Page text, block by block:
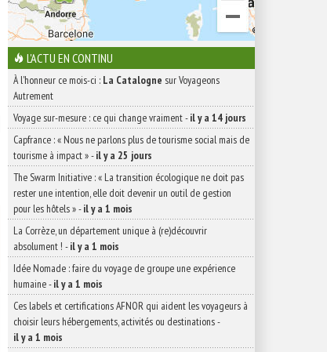
L'ACTU EN CONTINU
À l'honneur ce mois-ci : La Catalogne sur Voyageons
Autrement
Voyage sur-mesure : ce qui change vraiment-il y a 14 jours
Capfrance : « Nous ne parlons plus de tourisme social mais de
tourisme à impact »-il y a 25 jours
The Swarm Initiative : « La transition écologique ne doit pas
rester une intention, elle doit devenir un outil de gestion
pour les hôtels »-il y a 1 mois
La Corrèze, un département unique à (re)découvrir
absolument ! -il y a 1 mois
Idée Nomade : faire du voyage de groupe une expérience
humaine-il y a 1 mois
Ces labels et certifications AFNOR qui aident les voyageurs à
choisir leurs hébergements, activités ou destinations-
il y a 1 mois